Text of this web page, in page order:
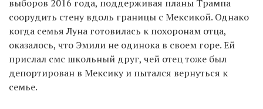
выборов 2016 года, поддерживая планы Трампа
соорудить стену вдоль границы с Мексикой. Однако
когда семья Луна готовилась к похоронам отца,
оказалось, что Эмили не одинока в своем горе. Ей
прислал смс школьный друг, чей отец тоже был
депортирован в Мексику и пытался вернуться к
семье.